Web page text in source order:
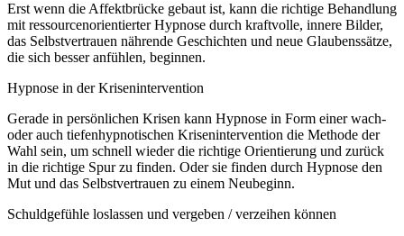
Erst wenn die Affektbrücke gebaut ist, kann die richtige Behandlung
mit ressourcenorientierter Hypnose durch kraftvolle, innere Bilder,
das Selbstvertrauen nährende Geschichten und neue Glaubenssätze,
die sich besser anfühlen, beginnen.
Hypnose in der Krisenintervention
Gerade in persönlichen Krisen kann Hypnose in Form einer wach-
oder auch tiefenhypnotischen Krisenintervention die Methode der
Wahl sein, um schnell wieder die richtige Orientierung und zurück
in die richtige Spur zu finden. Oder sie finden durch Hypnose den
Mut und das Selbstvertrauen zu einem Neubeginn.
Schuldgefühle loslassen und vergeben / verzeihen können